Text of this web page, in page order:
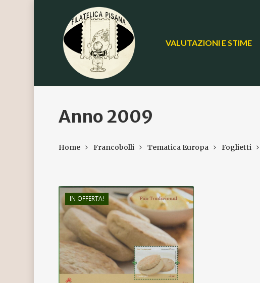
VALUTAZIONI E STIME
Anno 2009
Home Francobolli Tematica Europa Foglietti
IN OFFERTA!
€5,00
€3,00